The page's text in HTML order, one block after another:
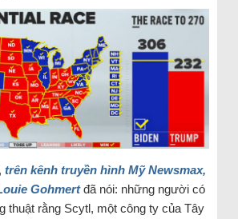
trên kênh truyền hình Mỹ Newsmax,
Gohmertđã nói: những người có
thuật rằng Scytl, một công ty của Tây